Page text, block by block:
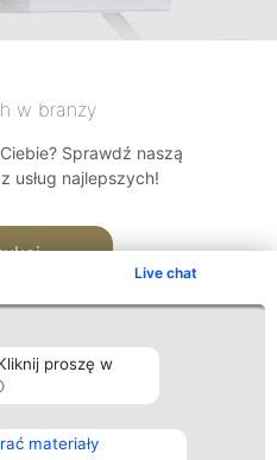
Live chat
proszę w
materiały
w branży
Sprawdź naszą
usług najlepszych!
Kontakt
Kontakt